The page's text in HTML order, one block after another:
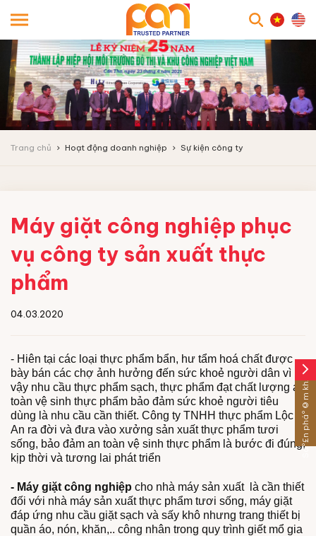
Trang chủ Hoạt động doanh nghiệp Sự kiện công ty
Máy giặt công nghiệp phục
vụ công ty sản xuất thực
phẩm
04.03.2020
- Hiên tại các loại thực phẩm bẩn, hư tẩm hoá chất được
bày bán các chợ ảnh hưởng đến sức khoẻ người dân vì
vậy nhu cầu thực phẩm sạch, thực phẩm đạt chất lượng an
toàn vệ sinh thực phẩm bảo đảm sức khoẻ người tiêu
dùng là nhu cầu cần thiết. Công ty TNHH thực phẩm Lộc
An ra đời và đưa vào xưởng sản xuất thực phẩm tươi
sống, bảo đảm an toàn vệ sinh thực phẩm là bước đi đúng,
kịp thời và tương lai phát triển
- Máy giặt công nghiệp cho nhà máy sản xuất là cần thiết
đối với nhà máy sản xuất thực phẩm tươi sống, máy giặt
đáp ứng nhu cầu giặt sạch và sấy khô nhưng trang thiết bị
quần áo, nón, khăn,.. công nhân trong quy trình giết mổ gia
arrow_forward_ios
Sáº£n pháº©m khÃ¡c